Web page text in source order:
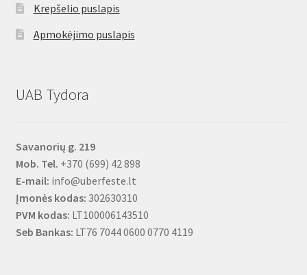
Krepšelio puslapis
Apmokėjimo puslapis
UAB Tydora
Savanorių g. 219
Mob. Tel. +370 (699) 42 898
E-mail: info@uberfeste.lt
Įmonės kodas: 302630310
PVM kodas: LT100006143510
Seb Bankas: LT76 7044 0600 0770 4119